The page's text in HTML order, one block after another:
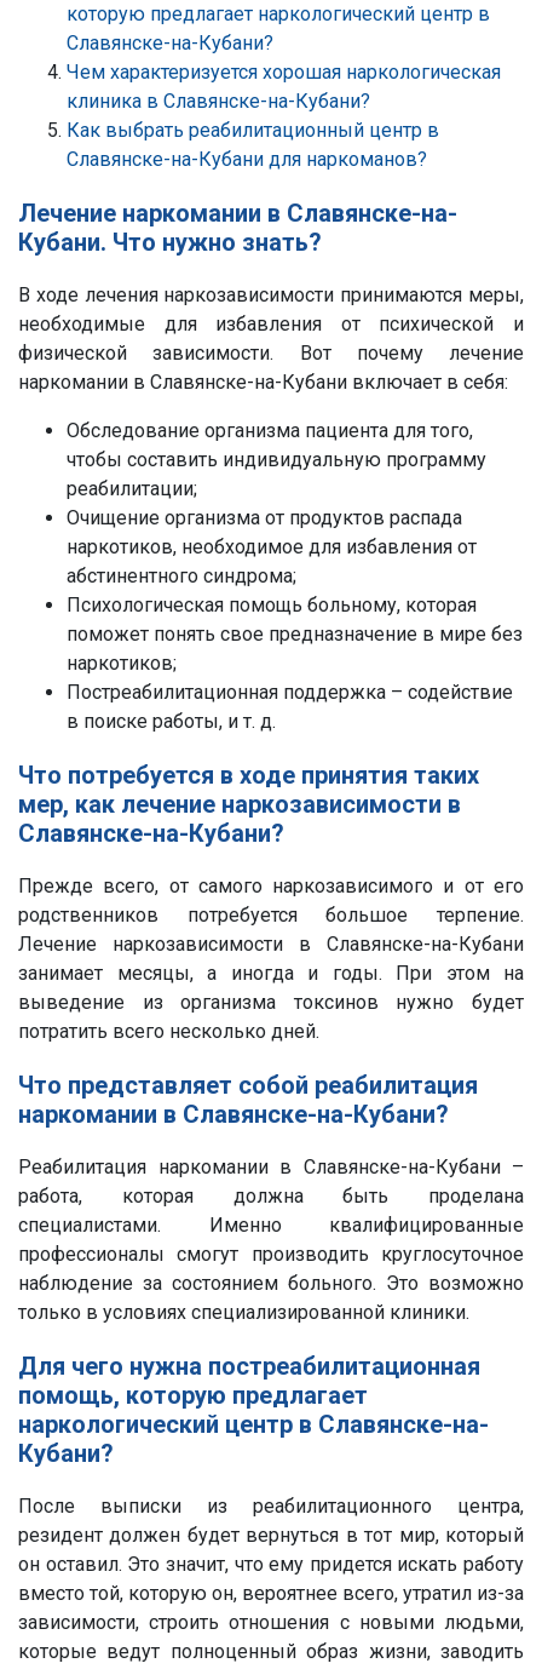
которую предлагает наркологический центр в
Славянске-на-Кубани?
Чем характеризуется хорошая наркологическая
клиника в Славянске-на-Кубани?
Как выбрать реабилитационный центр в
Славянске-на-Кубани для наркоманов?
Лечение наркомании в Славянске-на-
Кубани. Что нужно знать?
В ходе лечения наркозависимости принимаются меры,
необходимые для избавления от психической и
физической зависимости. Вот почему лечение
наркомании в Славянске-на-Кубани включает в себя:
Обследование организма пациента для того,
чтобы составить индивидуальную программу
реабилитации;
Очищение организма от продуктов распада
наркотиков, необходимое для избавления от
абстинентного синдрома;
Психологическая помощь больному, которая
поможет понять свое предназначение в мире без
наркотиков;
Постреабилитационная поддержка – содействие
в поиске работы, и т. д.
Что потребуется в ходе принятия таких
мер, как лечение наркозависимости в
Славянске-на-Кубани?
Прежде всего, от самого наркозависимого и от его
родственников потребуется большое терпение.
Лечение наркозависимости в Славянске-на-Кубани
занимает месяцы, а иногда и годы. При этом на
выведение из организма токсинов нужно будет
потратить всего несколько дней.
Что представляет собой реабилитация
наркомании в Славянске-на-Кубани?
Реабилитация наркомании в Славянске-на-Кубани –
работа, которая должна быть проделана
специалистами. Именно квалифицированные
профессионалы смогут производить круглосуточное
наблюдение за состоянием больного. Это возможно
только в условиях специализированной клиники.
Для чего нужна постреабилитационная
помощь, которую предлагает
наркологический центр в Славянске-на-
Кубани?
После выписки из реабилитационного центра,
резидент должен будет вернуться в тот мир, который
он оставил. Это значит, что ему придется искать работу
вместо той, которую он, вероятнее всего, утратил из-за
зависимости, строить отношения с новыми людьми,
которые ведут полноценный образ жизни, заводить